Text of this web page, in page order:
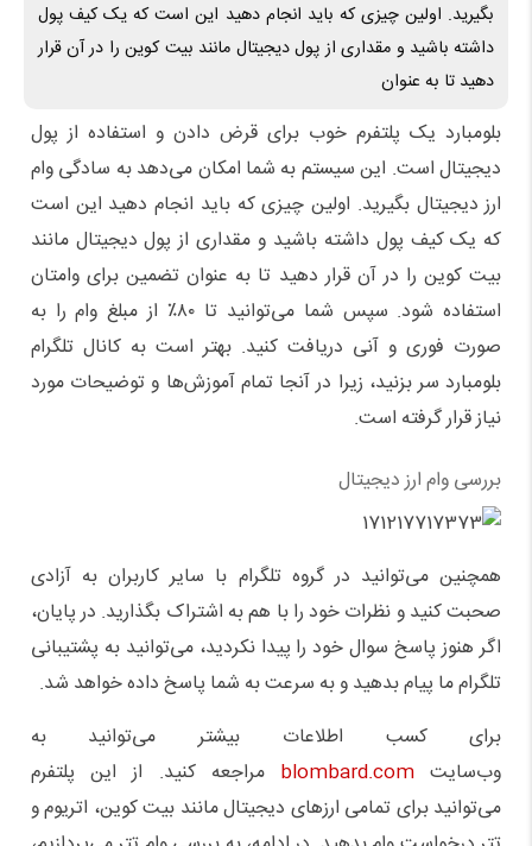
بگیرید. اولین چیزی که باید انجام دهید این است که یک کیف پول
داشته باشید و مقداری از پول دیجیتال مانند بیت کوین را در آن قرار
دهید تا به عنوان
بلومبارد یک پلتفرم خوب برای قرض دادن و استفاده از پول
دیجیتال است. این سیستم به شما امکان می‌دهد به سادگی وام
ارز دیجیتال بگیرید. اولین چیزی که باید انجام دهید این است
که یک کیف پول داشته باشید و مقداری از پول دیجیتال مانند
بیت کوین را در آن قرار دهید تا به عنوان تضمین برای وامتان
استفاده شود. سپس شما می‌توانید تا ۸۰٪ از مبلغ وام را به
صورت فوری و آنی دریافت کنید. بهتر است به کانال تلگرام
بلومبارد سر بزنید، زیرا در آنجا تمام آموزش‌ها و توضیحات مورد
نیاز قرار گرفته است.
بررسی وام ارز دیجیتال
همچنین می‌توانید در گروه تلگرام با سایر کاربران به آزادی
صحبت کنید و نظرات خود را با هم به اشتراک بگذارید. در پایان،
اگر هنوز پاسخ سوال خود را پیدا نکردید، می‌توانید به پشتیبانی
تلگرام ما پیام بدهید و به سرعت به شما پاسخ داده خواهد شد.
برای کسب اطلاعات بیشتر می‌توانید به
وب‌سایت blombard.com مراجعه کنید. از این پلتفرم
می‌توانید برای تمامی ارزهای دیجیتال مانند بیت کوین، اتریوم و